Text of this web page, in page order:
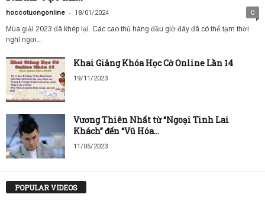
hoccotuongonline - 18/01/2024 0
Mùa giải 2023 đã khép lại. Các cao thủ hàng đầu giờ đây đã có thể tạm thời
nghỉ ngơi...
Khai Giảng Khóa Học Cờ Online Lần 14
19/11/2023
Vương Thiên Nhất từ “Ngoại Tinh Lai
Khách” đến “Vũ Hóa...
11/05/2023
POPULAR VIDEOS